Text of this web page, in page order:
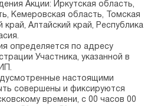
Акции: Иркутская область,
Кемеровская область, Томская
край, Алтайский край, Республика
определяется по адресу
Участника, указанной в
настоящими
совершены и фиксируются
времени, с 00 часов 00